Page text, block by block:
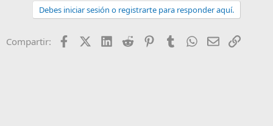
Debes iniciar sesión o registrarte para responder aquí.
Compartir: FacebookX (Twitter)
LinkedIn
Reddit PinterestTumblr WhatsApp
EmailEnlace